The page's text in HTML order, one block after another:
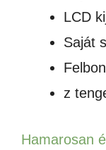
LCD
Saját
z
Hamarosan